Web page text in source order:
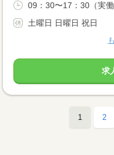
09：30〜17：30（実
土曜日 日曜日 祝日
求
1 2